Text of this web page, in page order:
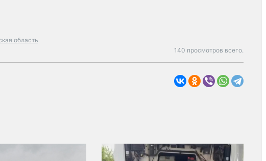
область
140 просмотров всего.